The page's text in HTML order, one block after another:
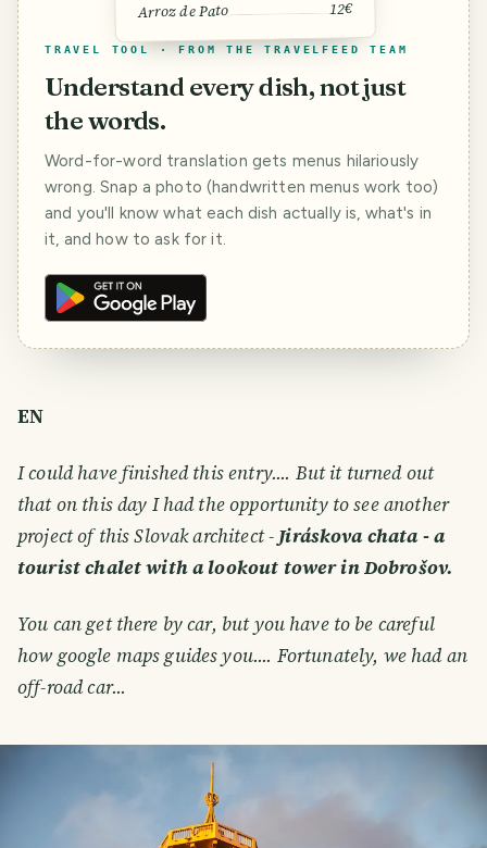
Arroz de Pato 12€
TRAVEL TOOL · FROM THE TRAVELFEED TEAM
Understand every dish, not just
the words.
Word-for-word translation gets menus hilariously
wrong. Snap a photo (handwritten menus work too)
and you'll know what each dish actually is, what's in
it, and how to ask for it.
EN
I could have finished this entry.... But it turned out
that on this day I had the opportunity to see another
project of this Slovak architect - Jiráskova chata - a
tourist chalet with a lookout tower in Dobrošov.
You can get there by car, but you have to be careful
how google maps guides you.... Fortunately, we had an
off-road car...